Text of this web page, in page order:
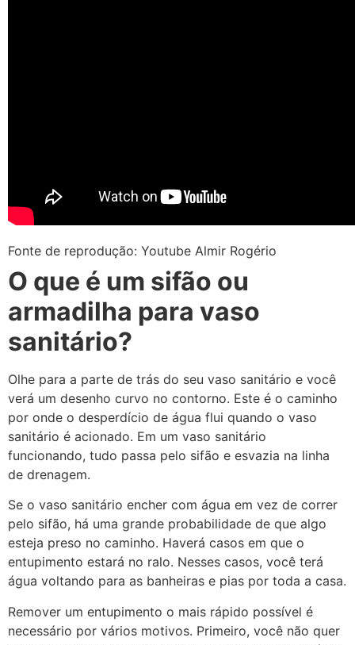
Fonte de reprodução: Youtube Almir Rogério
O que é um sifão ou
armadilha para vaso
sanitário?
Olhe para a parte de trás do seu vaso sanitário e você
verá um desenho curvo no contorno. Este é o caminho
por onde o desperdício de água flui quando o vaso
sanitário é acionado. Em um vaso sanitário
funcionando, tudo passa pelo sifão e esvazia na linha
de drenagem.
Se o vaso sanitário encher com água em vez de correr
pelo sifão, há uma grande probabilidade de que algo
esteja preso no caminho. Haverá casos em que o
entupimento estará no ralo. Nesses casos, você terá
água voltando para as banheiras e pias por toda a casa.
Remover um entupimento o mais rápido possível é
necessário por vários motivos. Primeiro, você não quer